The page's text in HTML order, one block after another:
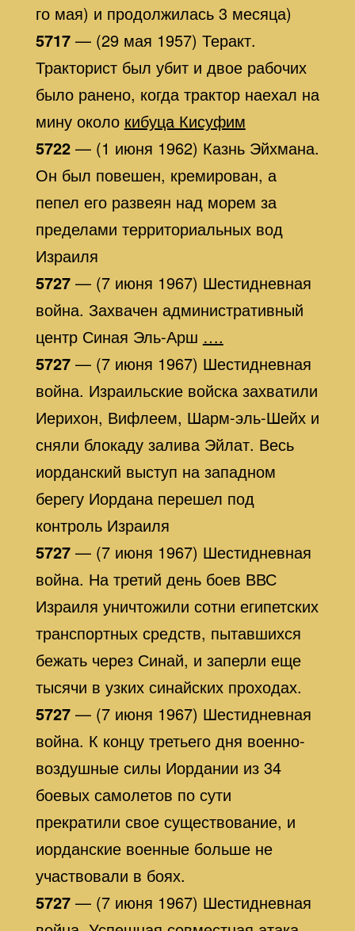
го мая) и продолжилась 3 месяца)
5717— (29 мая 1957) Теракт.
Тракторист был убит и двое рабочих
было ранено, когда трактор наехал на
мину около кибуца Кисуфим
5722— (1 июня 1962) Казнь Эйхмана.
Он был повешен, кремирован, а
пепел его развеян над морем за
пределами территориальных вод
Израиля
5727— (7 июня 1967) Шестидневная
война. Захвачен административный
центр Синая Эль-Арш ….
5727— (7 июня 1967) Шестидневная
война. Израильские войска захватили
Иерихон, Вифлеем, Шарм-эль-Шейх и
сняли блокаду залива Эйлат. Весь
иорданский выступ на западном
берегу Иордана перешел под
контроль Израиля
5727— (7 июня 1967) Шестидневная
война. На третий день боев ВВС
Израиля уничтожили сотни египетских
транспортных средств, пытавшихся
бежать через Синай, и заперли еще
тысячи в узких синайских проходах.
5727— (7 июня 1967) Шестидневная
война. К концу третьего дня военно-
воздушные силы Иордании из 34
боевых самолетов по сути
прекратили свое существование, и
иорданские военные больше не
участвовали в боях.
5727— (7 июня 1967) Шестидневная